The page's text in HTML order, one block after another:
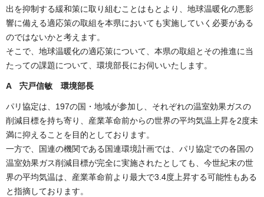
出を抑制する緩和策に取り組むことはもとより、地球温暖化の悪影
響に備える適応策の取組を本県においても実施していく必要がある
のではないかと考えます。
そこで、地球温暖化の適応策について、本県の取組とその推進に当
たっての課題について、環境部長にお伺いいたします。
A宍戸信敏 環境部長
パリ協定は、197の国・地域が参加し、それぞれの温室効果ガスの
削減目標を持ち寄り、産業革命前からの世界の平均気温上昇を2度未
満に抑えることを目的としております。
一方で、国連の機関である国連環境計画では、パリ協定での各国の
温室効果ガス削減目標が完全に実施されたとしても、今世紀末の世
界の平均気温は、産業革命前より最大で3.4度上昇する可能性もある
と指摘しております。